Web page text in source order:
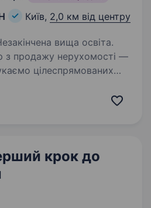
Київ, 2,0 км від центру
вища освіта.
з продажу нерухомості —
цілеспрямованих
Якщо ви готові
крок до